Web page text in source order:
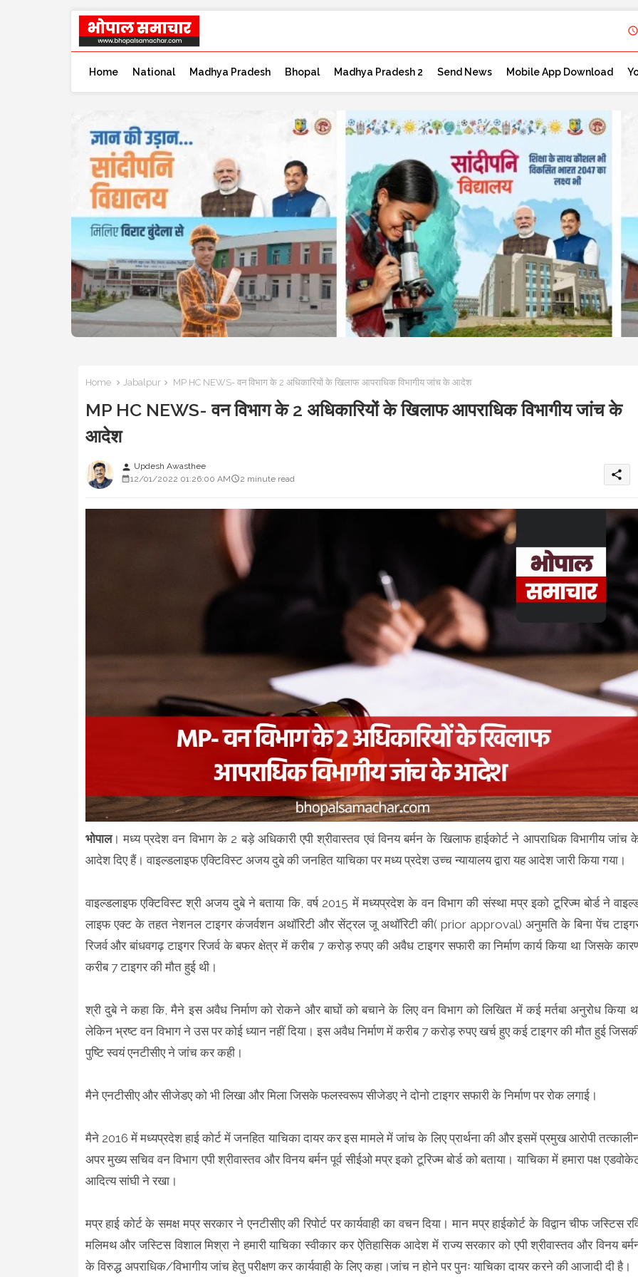
Home National Madhya Pradesh Bhopal Madhya Pradesh 2 Send News Mobile App Download
Home Jabalpur MP HC NEWS- वन विभाग के 2 अधिकारियों के खिलाफ आपराधिक विभागीय जांच के आदेश
MP HC NEWS- वन विभाग के 2 अधिकारियों के खिलाफ आपराधिक विभागीय जांच के
आदेश
person Updesh Awasthee
12/01/2022 01:26:00 AM
2 minute read share
भोपाल। मध्य प्रदेश वन विभाग के 2 बड़े अधिकारी एपी श्रीवास्तव एवं विनय बर्मन के खिलाफ हाईकोर्ट ने आपराधिक विभागीय जांच
आदेश दिए हैं। वाइल्डलाइफ एक्टिविस्ट अजय दुबे की जनहित याचिका पर मध्य प्रदेश उच्च न्यायालय द्वारा यह आदेश जारी किया गया।
वाइल्डलाइफ एक्टिविस्ट श्री अजय दुबे ने बताया कि, वर्ष 2015 में मध्यप्रदेश के वन विभाग की संस्था मप्र इको टूरिज्म बोर्ड ने
लाइफ एक्ट के तहत नेशनल टाइगर कंजर्वशन अथॉरिटी और सेंट्रल जू अथॉरिटी की( prior approval) अनुमति के बिना पेंच
रिजर्व और बांधवगढ़ टाइगर रिजर्व के बफर क्षेत्र में करीब 7 करोड़ रुपए की अवैध टाइगर सफारी का निर्माण कार्य किया था जिसके
करीब 7 टाइगर की मौत हुई थी।
श्री दुबे ने कहा कि, मैने इस अवैध निर्माण को रोकने और बाघों को बचाने के लिए वन विभाग को लिखित में कई मर्तबा अनुरोध किया
लेकिन भ्रष्ट वन विभाग ने उस पर कोई ध्यान नहीं दिया। इस अवैध निर्माण में करीब 7 करोड़ रुपए खर्च हुए कई टाइगर की मौत हुई
पुष्टि स्वयं एनटीसीए ने जांच कर कही।
मैने एनटीसीए और सीजेडए को भी लिखा और मिला जिसके फलस्वरूप सीजेडए ने दोनो टाइगर सफारी के निर्माण पर रोक लगाई।
मैने 2016 में मध्यप्रदेश हाई कोर्ट में जनहित याचिका दायर कर इस मामले में जांच के लिए प्रार्थना की और इसमें प्रमुख आरोपी
अपर मुख्य सचिव वन विभाग एपी श्रीवास्तव और विनय बर्मन पूर्व सीईओ मप्र इको टूरिज्म बोर्ड को बताया। याचिका में हमारा पक्ष
आदित्य सांघी ने रखा।
मप्र हाई कोर्ट के समक्ष मप्र सरकार ने एनटीसीए की रिपोर्ट पर कार्यवाही का वचन दिया। मान मप्र हाईकोर्ट के विद्वान चीफ जस्टिस
मलिमथ और जस्टिस विशाल मिश्रा ने हमारी याचिका स्वीकार कर ऐतिहासिक आदेश में राज्य सरकार को एपी श्रीवास्तव और विनय
के विरुद्ध अपराधिक/विभागीय जांच हेतु परीक्षण कर कार्यवाही के लिए कहा।जांच न होने पर पुनः याचिका दायर करने की आजादी दी है।